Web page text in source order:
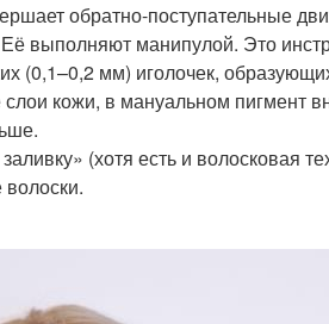
обратно-поступательные
выполняют манипулой. Это
(0,1–0,2 мм) иголочек,
кожи, в мануальном пигмент
(хотя есть и волосковая